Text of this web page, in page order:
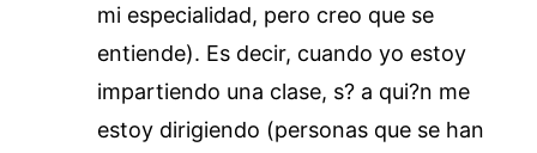
mi especialidad, pero creo que se
entiende). Es decir, cuando yo estoy
impartiendo una clase, s? a qui?n me
estoy dirigiendo (personas que se han